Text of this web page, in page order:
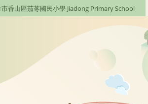
位置
市香山區茄苳國民小學 Jiadong Primary School